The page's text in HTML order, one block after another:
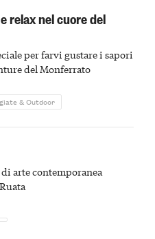
relax nel cuore del
per farvi gustare i sapori
del Monferrato
& Outdoor
arte contemporanea